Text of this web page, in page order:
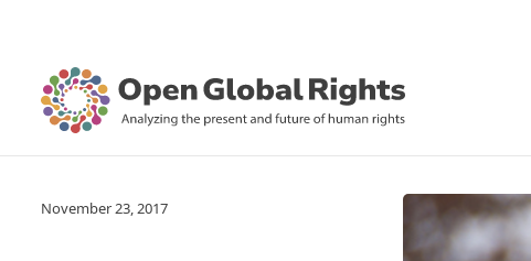
November 23, 2017